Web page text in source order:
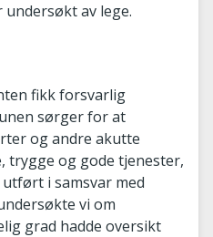
av lege.
fikk forsvarlig
sørger for at
og andre akutte
trygge og gode tjenester,
i samsvar med
vi om
grad hadde oversikt